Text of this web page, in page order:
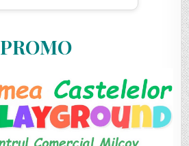
PROMO